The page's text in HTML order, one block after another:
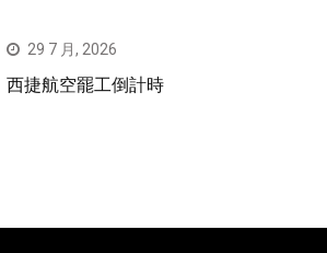
29 7 月, 2026
西捷航空罷工倒計時